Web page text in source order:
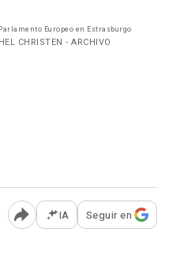
Europeo en Estrasburgo
CHRISTEN - ARCHIVO
Abrir opciones para
IA Seguir en